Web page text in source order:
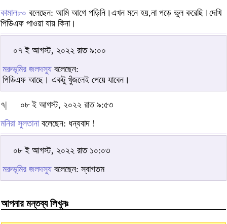
কামাল৮০ বলেছেন: আমি আগে পড়িনি।এখন মনে হয়,না পড়ে ভুল করেছি।দেখি
পিডিএফ পাওয়া যায় কিনা।
০৭ ই আগস্ট, ২০২২ রাত ৯:০০
মরুভূমির জলদস্যু বলেছেন:
পিডিএফ আছে। একটু খুঁজলেই পেয়ে যাবেন।
৭|
০৮ ই আগস্ট, ২০২২ রাত ৯:৫৩
মনিরা সুলতানাবলেছেন: ধন্যবাদ !
০৮ ই আগস্ট, ২০২২ রাত ১০:০৩
মরুভূমির জলদস্যু বলেছেন: স্বাগতম
আপনার মন্তব্য লিখুনঃ